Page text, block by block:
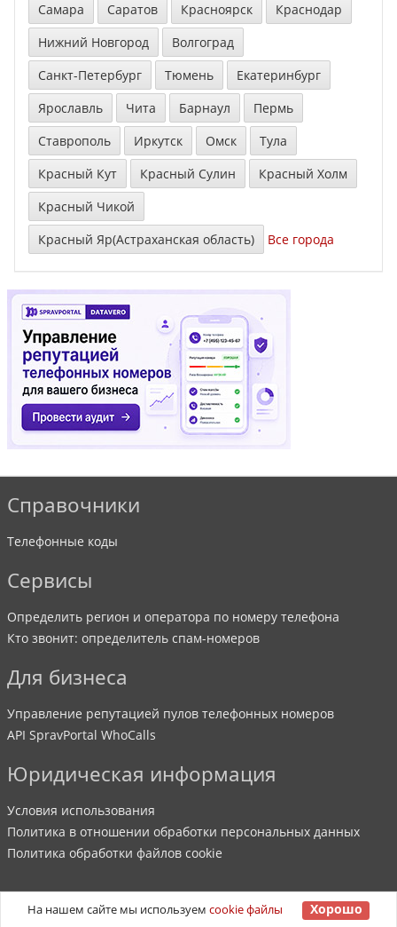
Самара
Саратов Красноярск
Краснодар
Нижний Новгород
Волгоград
Санкт-Петербург
Тюмень
Екатеринбург
Ярославль
Чита Барнаул
Пермь
Ставрополь
Иркутск Омск
Тула
Красный Кут
Красный Сулин
Красный Холм
Красный Чикой
Красный Яр(Астраханская область)
Все города
Справочники
Телефонные коды
Сервисы
Определить регион и оператора по номеру телефона
Кто звонит: определитель спам-номеров
Для бизнеса
Управление репутацией пулов телефонных номеров
API SpravPortal WhoCalls
Юридическая информация
Условия использования
Политика в отношении обработки персональных данных
Политика обработки файлов cookie
©2007-2026 SpravPortal. Все права защищены.
На нашем сайте мы используемcookie файлы Хорошо